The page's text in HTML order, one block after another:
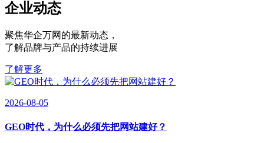
企业动态
聚焦华企万网的最新动态 ，
了解品牌与产品的持续进展
了解更多
2026-08-05
GEO时代，为什么必须先把网站建好？